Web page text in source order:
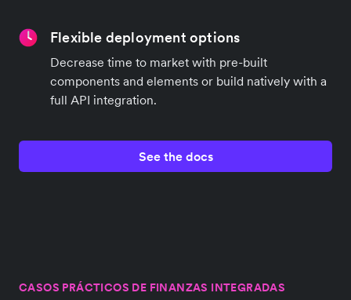
Flexible deployment options
Decrease time to market with pre-built
components and elements or build natively with a
full API integration.
See the docs
CASOS PRÁCTICOS DE FINANZAS INTEGRADAS